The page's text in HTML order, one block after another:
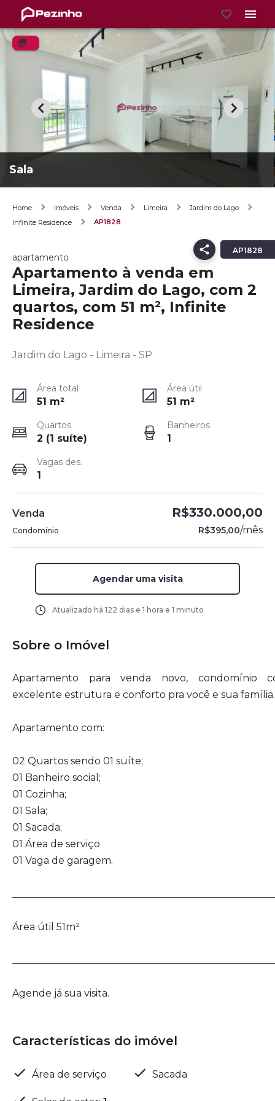
Sala
Home Imóveis Venda Limeira
Jardim do Lago
Infinite Residence
AP1828
AP1828
apartamento
Apartamento à venda em
Limeira, Jardim do Lago, com 2
quartos, com 51 m², Infinite
Residence
Jardim do Lago - Limeira - SP
Área total
51 m²
Área útil
51 m²
Quartos
2 (1 suíte)
Banheiros
1
Vagas des.
1
Venda R$330.000,00
Condomínio R$395,00/mês
Agendar uma visita
Atualizado há 122 dias e 1 hora e 1 minuto
Sobre o Imóvel
Apartamento para venda novo, condomínio
excelente estrutura e conforto pra você e sua família.
Apartamento com:
02 Quartos sendo 01 suíte;
01 Banheiro social;
01 Cozinha;
01 Sala;
01 Sacada;
01 Área de serviço
01 Vaga de garagem.
Área útil 51m²
Agende já sua visita.
Características do imóvel
Área de serviço Sacada